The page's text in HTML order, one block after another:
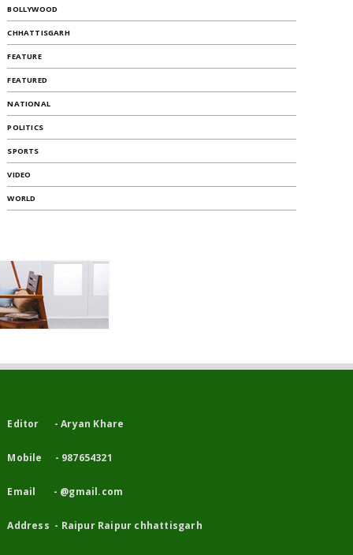
BOLLYWOOD
CHHATTISGARH
FEATURE
FEATURED
NATIONAL
POLITICS
SPORTS
VIDEO
WORLD
Editor - Aryan Khare
Mobile - 987654321
Email - @gmail.com
Address - Raipur Raipur chhattisgarh